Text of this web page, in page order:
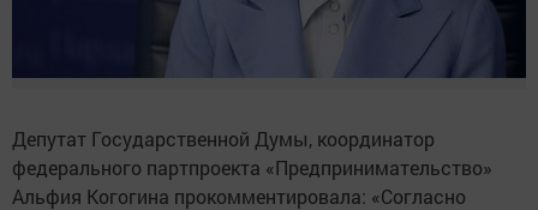
Депутат Государственной Думы, координатор
федерального партпроекта «Предпринимательство»
Альфия Когогина прокомментировала: «Согласно